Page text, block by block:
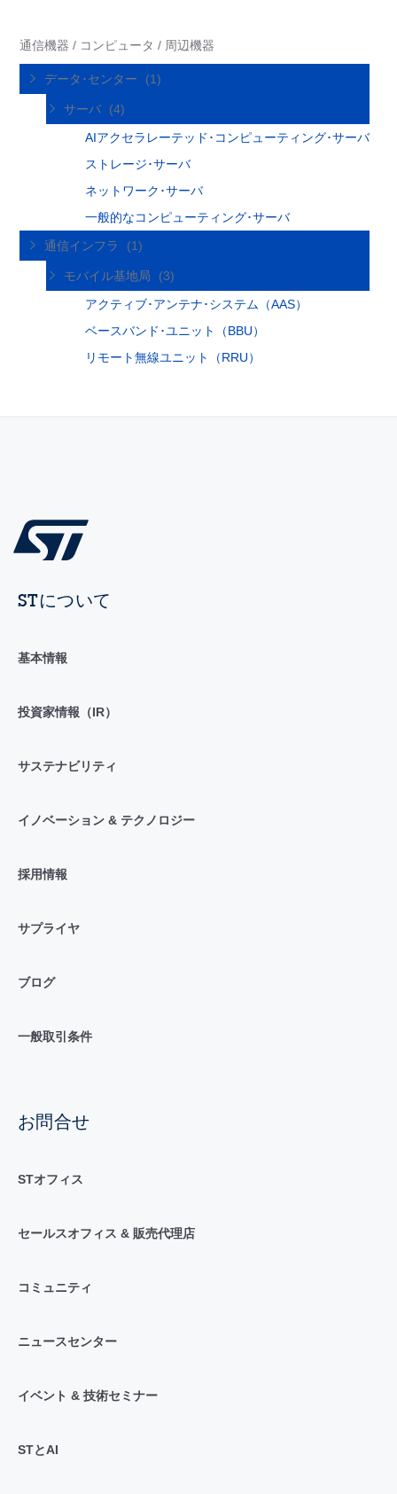
通信機器 / コンピュータ / 周辺機器
データ･センター (1)
サーバ
(4)
AIアクセラレーテッド･コンピューティング･サーバ
ストレージ･サーバ
ネットワーク･サーバ
一般的なコンピューティング･サーバ
通信インフラ
(1)
モバイル基地局
(3)
アクティブ･アンテナ･システム（AAS）
ベースバンド･ユニット（BBU）
リモート無線ユニット（RRU）
STについて
基本情報
投資家情報（IR）
サステナビリティ
イノベーション & テクノロジー
採用情報
サプライヤ
ブログ
一般取引条件
お問合せ
STオフィス
セールスオフィス & 販売代理店
コミュニティ
ニュースセンター
イベント & 技術セミナー
STとAI